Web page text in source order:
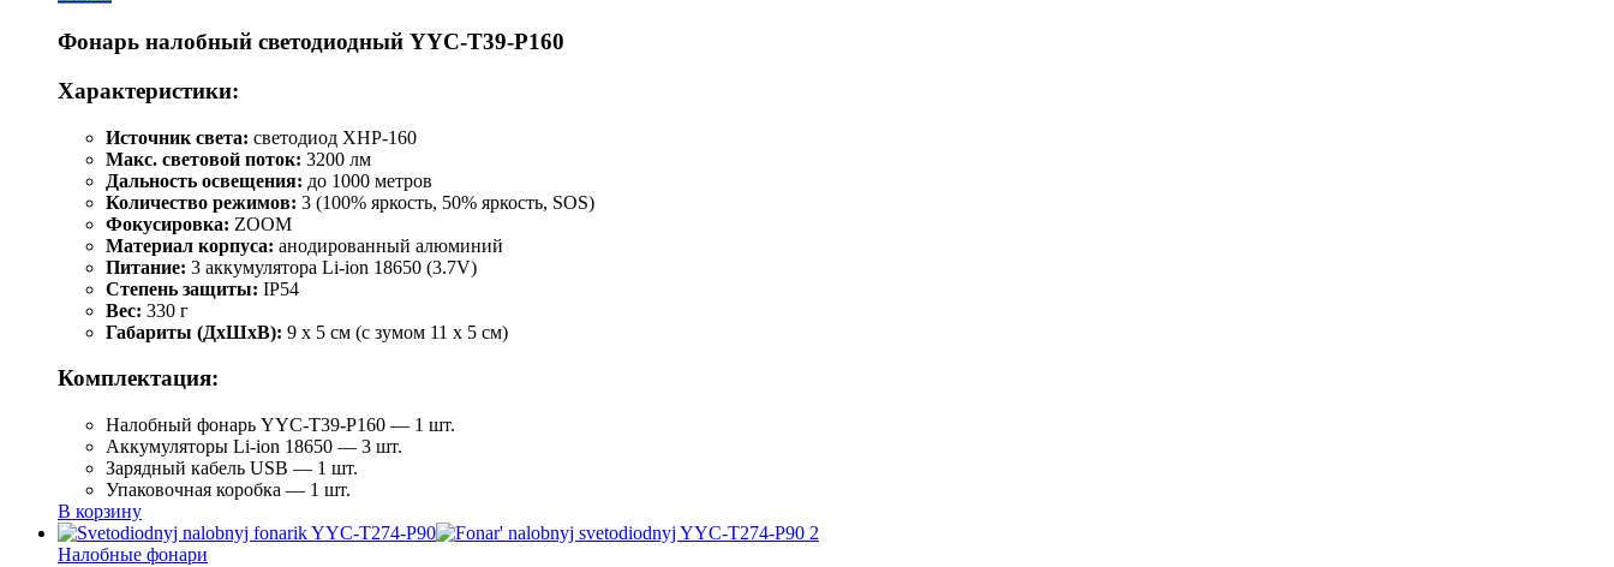
Фонарь налобный светодиодный YYC-T39-P160
Характеристики:
Источник света: светодиод XHP-160
Макс. световой поток: 3200 лм
Дальность освещения: до 1000 метров
Количество режимов: 3 (100% яркость, 50% яркость, SOS)
Фокусировка: ZOOM
Материал корпуса: анодированный алюминий
Питание: 3 аккумулятора Li-ion 18650 (3.7V)
Степень защиты: IP54
Вес: 330 г
Габариты (ДхШхВ): 9 x 5 см (с зумом 11 x 5 см)
Комплектация:
Налобный фонарь YYC-T39-P160 — 1 шт.
Аккумуляторы Li-ion 18650 — 3 шт.
Зарядный кабель USB — 1 шт.
Упаковочная коробка — 1 шт.
В корзину
Налобные фонари